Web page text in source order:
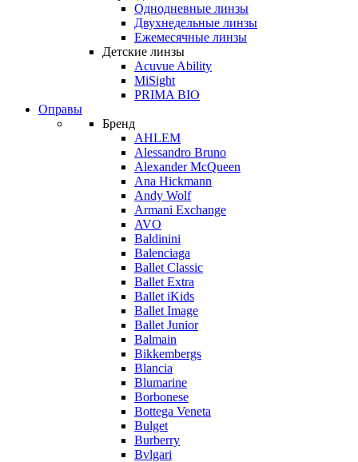
Однодневные линзы
Двухнедельные линзы
Ежемесячные линзы
Детские линзы
Acuvue Ability
MiSight
PRIMA BIO
Оправы
Бренд
AHLEM
Alessandro Bruno
Alexander McQueen
Ana Hickmann
Andy Wolf
Armani Exchange
AVO
Baldinini
Balenciaga
Ballet Classic
Ballet Extra
Ballet iKids
Ballet Image
Ballet Junior
Balmain
Bikkembergs
Blancia
Blumarine
Borbonese
Bottega Veneta
Bulget
Burberry
Bvlgari